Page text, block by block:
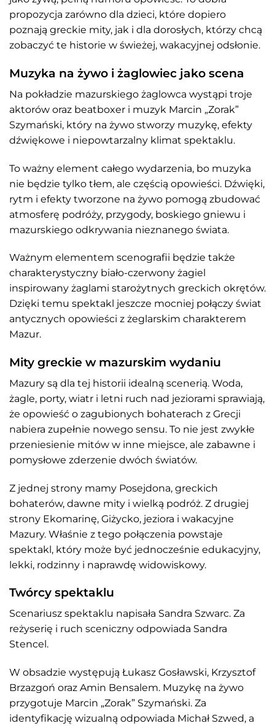
propozycja zarówno dla dzieci, które dopiero
poznają greckie mity, jak i dla dorosłych, którzy chcą
zobaczyć te historie w świeżej, wakacyjnej odsłonie.
Muzyka na żywo i żaglowiec jako scena
Na pokładzie mazurskiego żaglowca wystąpi troje
aktorów oraz beatboxer i muzyk Marcin „Zorak”
Szymański, który na żywo stworzy muzykę, efekty
dźwiękowe i niepowtarzalny klimat spektaklu.
To ważny element całego wydarzenia, bo muzyka
nie będzie tylko tłem, ale częścią opowieści. Dźwięki,
rytm i efekty tworzone na żywo pomogą zbudować
atmosferę podróży, przygody, boskiego gniewu i
mazurskiego odkrywania nieznanego świata.
Ważnym elementem scenografii będzie także
charakterystyczny biało-czerwony żagiel
inspirowany żaglami starożytnych greckich okrętów.
Dzięki temu spektakl jeszcze mocniej połączy świat
antycznych opowieści z żeglarskim charakterem
Mazur.
Mity greckie w mazurskim wydaniu
Mazury są dla tej historii idealną scenerią. Woda,
żagle, porty, wiatr i letni ruch nad jeziorami sprawiają,
że opowieść o zagubionych bohaterach z Grecji
nabiera zupełnie nowego sensu. To nie jest zwykłe
przeniesienie mitów w inne miejsce, ale zabawne i
pomysłowe zderzenie dwóch światów.
Z jednej strony mamy Posejdona, greckich
bohaterów, dawne mity i wielką podróż. Z drugiej
strony Ekomarinę, Giżycko, jeziora i wakacyjne
Mazury. Właśnie z tego połączenia powstaje
spektakl, który może być jednocześnie edukacyjny,
lekki, rodzinny i naprawdę widowiskowy.
Twórcy spektaklu
Scenariusz spektaklu napisała Sandra Szwarc. Za
reżyserię i ruch sceniczny odpowiada Sandra
Stencel.
W obsadzie występują Łukasz Gosławski, Krzysztof
Brzazgoń oraz Amin Bensalem. Muzykę na żywo
przygotuje Marcin „Zorak” Szymański. Za
identyfikację wizualną odpowiada Michał Szwed, a